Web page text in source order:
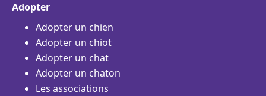
Adopter
Adopter un chien
Adopter un chiot
Adopter un chat
Adopter un chaton
Les associations